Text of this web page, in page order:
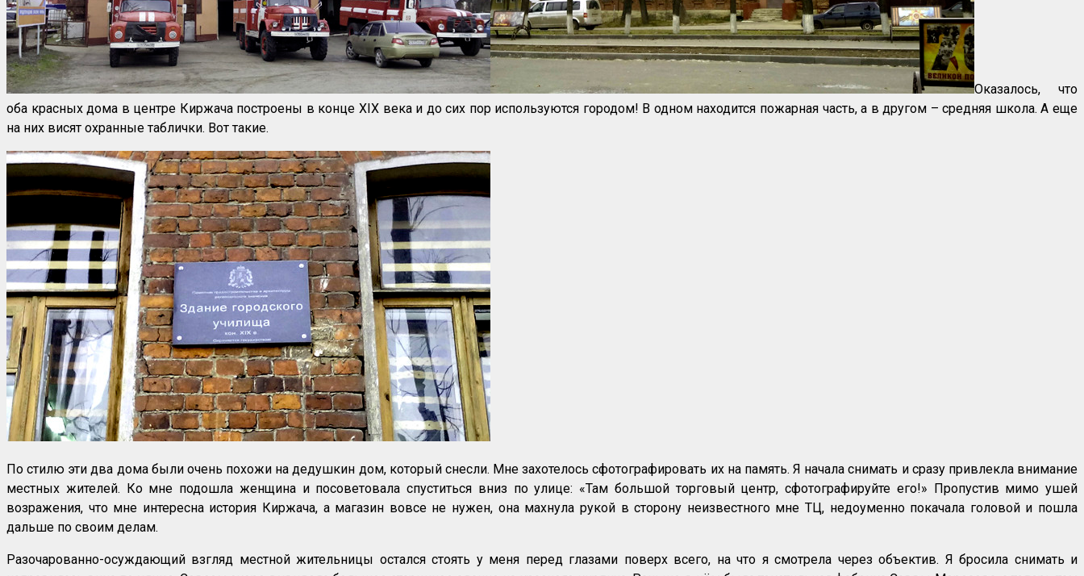
Оказалось, что
оба красных дома в центре Киржача построены в конце XIX века и до сих пор используются городом! В одном находится пожарная часть, а в другом – средняя школа. А еще
на них висят охранные таблички. Вот такие.
По стилю эти два дома были очень похожи на дедушкин дом, который снесли. Мне захотелось сфотографировать их на память. Я начала снимать и сразу привлекла внимание
местных жителей. Ко мне подошла женщина и посоветовала спуститься вниз по улице: «Там большой торговый центр, сфотографируйте его!» Пропустив мимо ушей
возражения, что мне интересна история Киржача, а магазин вовсе не нужен, она махнула рукой в сторону неизвестного мне ТЦ, недоуменно покачала головой и пошла
дальше по своим делам.
Разочарованно-осуждающий взгляд местной жительницы остался стоять у меня перед глазами поверх всего, на что я смотрела через объектив. Я бросила снимать и